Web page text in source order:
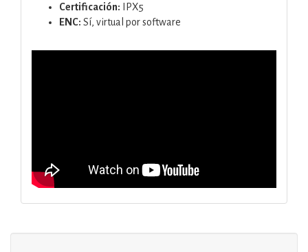
Certificación:
IPX5
ENC: Sí, virtual por software